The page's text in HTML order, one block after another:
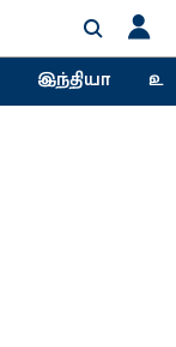
இந்தியா